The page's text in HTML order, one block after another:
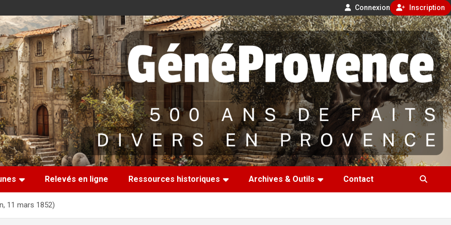
Connexion Inscription
Relevés en ligne Ressources historiques Archives & Outils Contact
11 mars 1852)